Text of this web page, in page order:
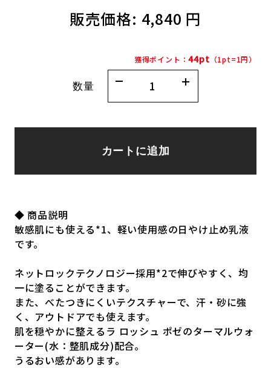
販売価格: 4,840 円
獲得ポイント：44pt （1pt=1円）
数量
カートに追加
◆ 商品説明
敏感肌にも使える*1、軽い使用感の日やけ止め乳液
です。
ネットロックテクノロジー採用*2で伸びやすく、均
一に塗ることができます。
また、べたつきにくいテクスチャーで、汗・砂に強
く、アウトドアでも使えます。
肌を穏やかに整えるラ ロッシュ ポゼのターマルウォ
ーター(水：整肌成分)配合。
うるおい感があります。